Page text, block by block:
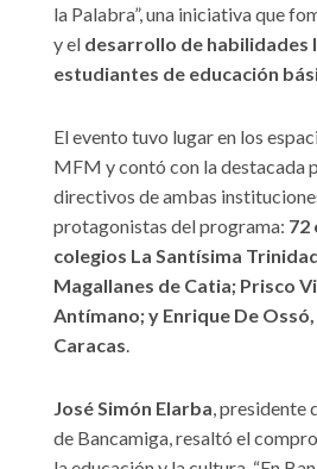
la Palabra”, una iniciativa que
y el desarrollo de habilidades
estudiantes de educación
El evento tuvo lugar en los
MFM y contó con la destacada
directivos de ambas
protagonistas del programa: 72
colegios La Santísima
Magallanes de Catia; Prisco
Antímano; y Enrique De
Caracas.
José Simón Elarba, presidente
de Bancamiga, resaltó el